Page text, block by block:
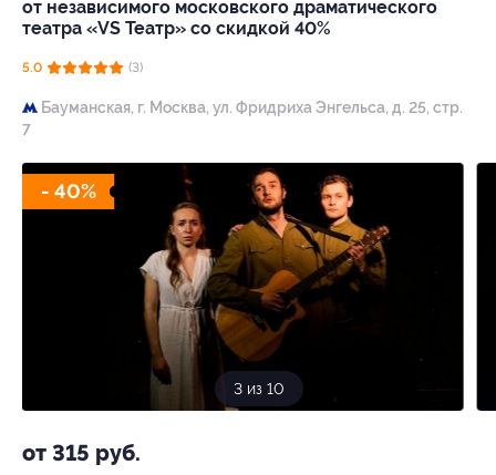
от независимого московского драматического
театра «VS Театр» со скидкой 40%
5.0 (3)
Бауманская, г. Москва, ул. Фридриха Энгельса, д. 25, стр.
7
- 40%
3 из 10
от 315 руб.